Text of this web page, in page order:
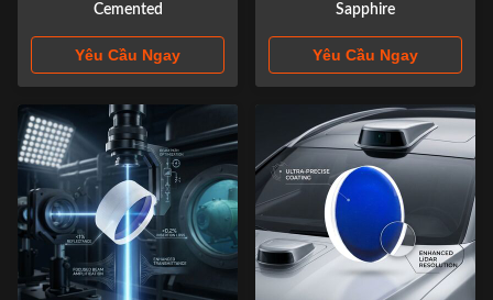
Cemented
Yêu Cầu Ngay
Sapphire
Yêu Cầu Ngay